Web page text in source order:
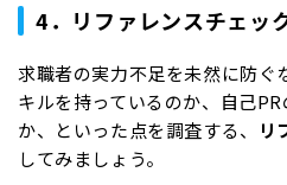
4．リファレンスチェッ
求職者の実力不足を未然に防ぐ
キルを持っているのか、自己
か、といった点を調査する、
リ
してみましょう。